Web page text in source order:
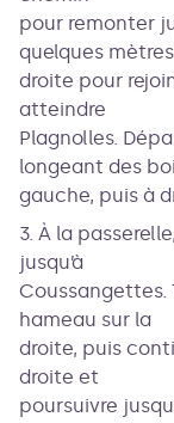
pour remonter
quelques
droite pour
atteindre
Plagnolles.
longeant des
gauche, puis à
3. À la
jusqu’à
Coussangettes.
hameau sur la
droite, puis
droite et
poursuivre